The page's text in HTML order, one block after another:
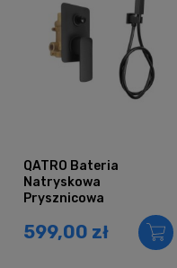
QATRO Bateria
Natryskowa
Prysznicowa
Deszczownica 30
599,00 zł